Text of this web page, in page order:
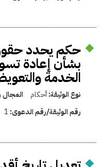
حكم يحدد
بشأن إعادة
الخدمة
نوع الوثيقة:أحكام المجال
رقم الوثيقة/رقم الدعوى: 1